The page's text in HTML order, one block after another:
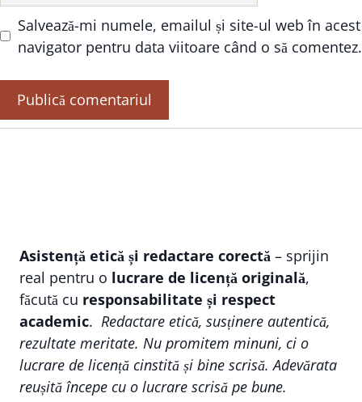
Salvează-mi numele, emailul și site-ul web în acest
navigator pentru data viitoare când o să comentez.
Asistență etică și redactare corectă – sprijin
real pentru o lucrare de licență originală,
făcută cu responsabilitate și respect
academic. Redactare etică, susținere autentică,
rezultate meritate. Nu promitem minuni, ci o
lucrare de licență cinstită și bine scrisă. Adevărata
reușită începe cu o lucrare scrisă pe bune.